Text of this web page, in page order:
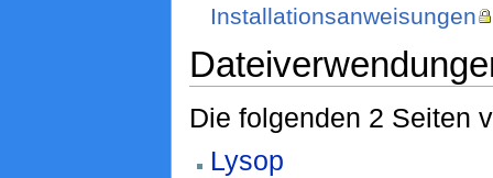
Installationsanweisungen
Die folgenden 2 Seiten
Lysop